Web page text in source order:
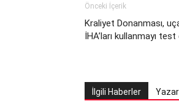
Önceki İçerik
Kraliyet Donanması,
İHA’ları kullanmayı
İlgili Haberler